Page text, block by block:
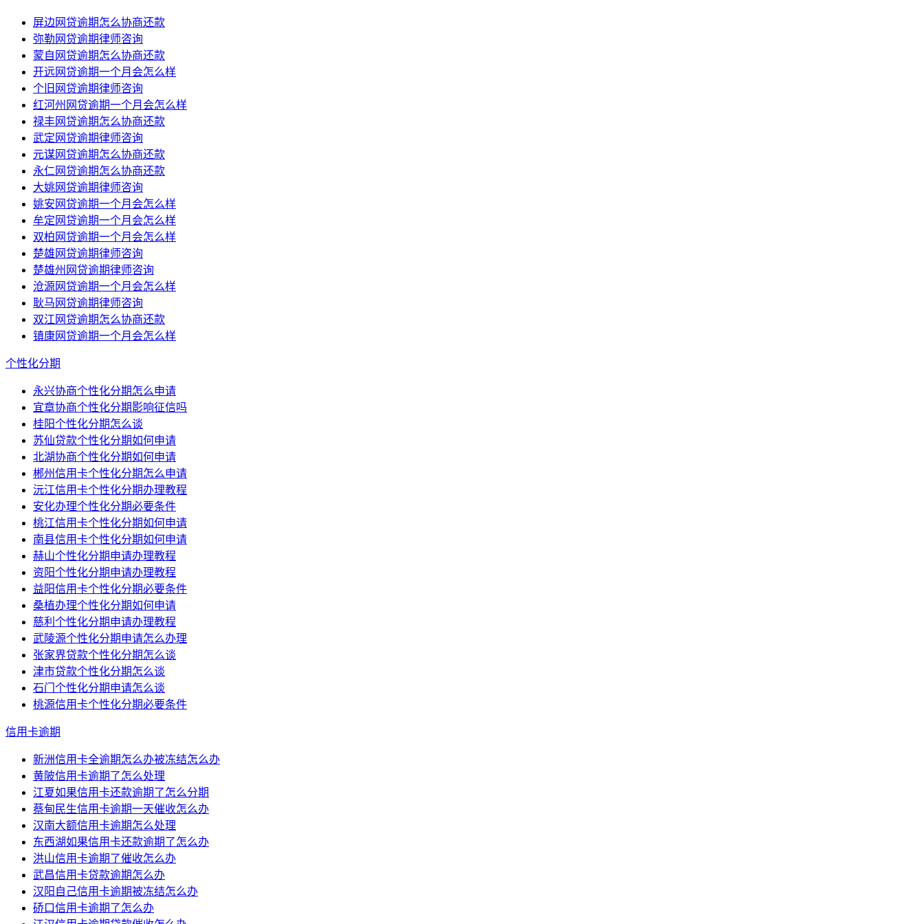
屏边网贷逾期怎么协商还款
弥勒网贷逾期律师咨询
蒙自网贷逾期怎么协商还款
开远网贷逾期一个月会怎么样
个旧网贷逾期律师咨询
红河州网贷逾期一个月会怎么样
禄丰网贷逾期怎么协商还款
武定网贷逾期律师咨询
元谋网贷逾期怎么协商还款
永仁网贷逾期怎么协商还款
大姚网贷逾期律师咨询
姚安网贷逾期一个月会怎么样
牟定网贷逾期一个月会怎么样
双柏网贷逾期一个月会怎么样
楚雄网贷逾期律师咨询
楚雄州网贷逾期律师咨询
沧源网贷逾期一个月会怎么样
耿马网贷逾期律师咨询
双江网贷逾期怎么协商还款
镇康网贷逾期一个月会怎么样
个性化分期
永兴协商个性化分期怎么申请
宜章协商个性化分期影响征信吗
桂阳个性化分期怎么谈
苏仙贷款个性化分期如何申请
北湖协商个性化分期如何申请
郴州信用卡个性化分期怎么申请
沅江信用卡个性化分期办理教程
安化办理个性化分期必要条件
桃江信用卡个性化分期如何申请
南县信用卡个性化分期如何申请
赫山个性化分期申请办理教程
资阳个性化分期申请办理教程
益阳信用卡个性化分期必要条件
桑植办理个性化分期如何申请
慈利个性化分期申请办理教程
武陵源个性化分期申请怎么办理
张家界贷款个性化分期怎么谈
津市贷款个性化分期怎么谈
石门个性化分期申请怎么谈
桃源信用卡个性化分期必要条件
信用卡逾期
新洲信用卡全逾期怎么办被冻结怎么办
黄陂信用卡逾期了怎么处理
江夏如果信用卡还款逾期了怎么分期
蔡甸民生信用卡逾期一天催收怎么办
汉南大额信用卡逾期怎么处理
东西湖如果信用卡还款逾期了怎么办
洪山信用卡逾期了催收怎么办
武昌信用卡贷款逾期怎么办
汉阳自己信用卡逾期被冻结怎么办
硚口信用卡逾期了怎么办